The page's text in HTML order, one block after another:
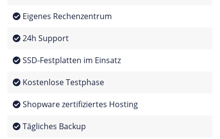
Eigenes Rechenzentrum
24h Support
SSD-Festplatten im Einsatz
Kostenlose Testphase
Shopware zertifiziertes Hosting
Tägliches Backup